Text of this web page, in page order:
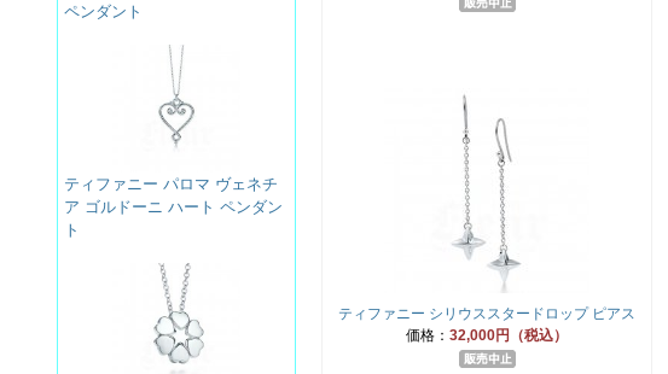
ティファニー シリウススタードロップ ピアス
価格： 32,000円（税込）
ペンダント
ティファニー パロマ ヴェネチ
ア ゴルドーニ ハート ペンダン
ト